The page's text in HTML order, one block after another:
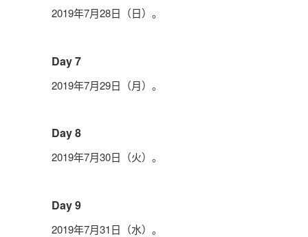
2019年7月28日（日）。
Day 7
2019年7月29日（月）。
Day 8
2019年7月30日（火）。
Day 9
2019年7月31日（水）。